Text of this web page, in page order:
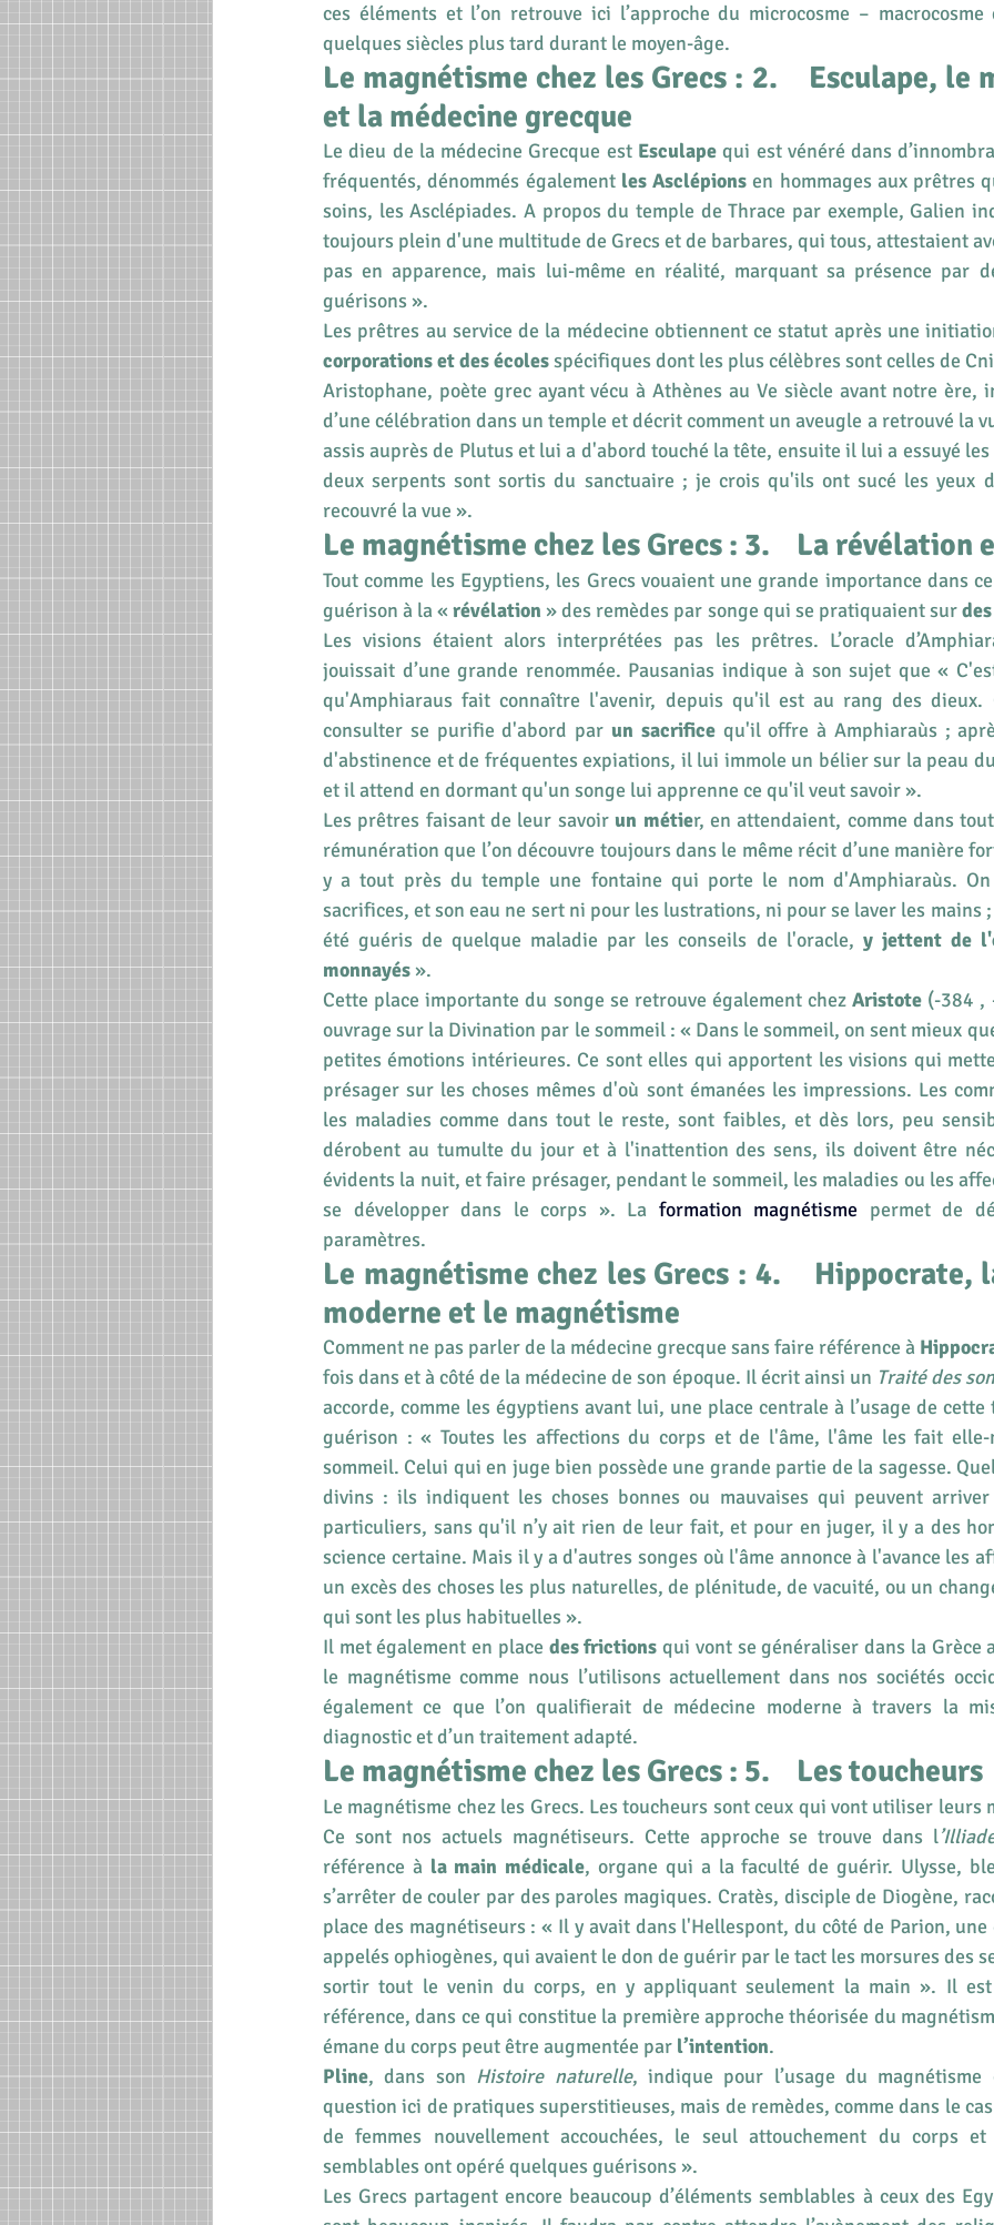
ces éléments et l’on retrouve ici l’approche du microcosme –
quelques siècles plus tard durant le moyen-âge.
Le magnétisme chez les Grecs : 2.    Esculape, le
et la médecine grecque
Le dieu de la médecine Grecque est Esculape qui est vénéré dans
fréquentés, dénommés également les Asclépions en hommages aux prêtres
soins, les Asclépiades. A propos du temple de Thrace par exemple, Galien
toujours plein d'une multitude de Grecs et de barbares, qui tous, attestaient
pas en apparence, mais lui-même en réalité, marquant sa présence par
guérisons ».
corporations et des écoles spécifiques dont les plus célèbres sont celles de
Aristophane, poète grec ayant vécu à Athènes au Ve siècle avant notre ère,
d’une célébration dans un temple et décrit comment un aveugle a retrouvé la
assis auprès de Plutus et lui a d'abord touché la tête, ensuite il lui a essuyé
deux serpents sont sortis du sanctuaire ; je crois qu'ils ont sucé les yeux
recouvré la vue ».
Le magnétisme chez les Grecs : 3.    La révélation
Tout comme les Egyptiens, les Grecs vouaient une grande importance dans
guérison à la « révélation » des remèdes par songe qui se pratiquaient sur
Les visions étaient alors interprétées pas les prêtres. L’oracle
jouissait d’une grande renommée. Pausanias indique à son sujet que «
qu'Amphiaraus fait connaître l'avenir, depuis qu'il est au rang des
consulter se purifie d'abord par un sacrifice qu'il offre à Amphiaraùs ;
d'abstinence et de fréquentes expiations, il lui immole un bélier sur la peau
et il attend en dormant qu'un songe lui apprenne ce qu'il veut savoir ».
Les prêtres faisant de leur savoir un métier, en attendaient, comme dans
rémunération que l’on découvre toujours dans le même récit d’une manière
y a tout près du temple une fontaine qui porte le nom d'Amphiaraùs.
sacrifices, et son eau ne sert ni pour les lustrations, ni pour se laver les mains
été guéris de quelque maladie par les conseils de l'oracle, y jettent de
monnayés ».
Cette place importante du songe se retrouve également chez Aristote (-384 ,
ouvrage sur la Divination par le sommeil : « Dans le sommeil, on sent mieux
petites émotions intérieures. Ce sont elles qui apportent les visions qui
présager sur les choses mêmes d'où sont émanées les impressions. Les
les maladies comme dans tout le reste, sont faibles, et dès lors, peu
dérobent au tumulte du jour et à l'inattention des sens, ils doivent être
évidents la nuit, et faire présager, pendant le sommeil, les maladies ou les
se développer dans le corps ». La formation magnétisme permet de
paramètres.
Le magnétisme chez les Grecs : 4.    Hippocrate,
moderne et le magnétisme
Comment ne pas parler de la médecine grecque sans faire référence à
fois dans et à côté de la médecine de son époque. Il écrit ainsi un Traité des
accorde, comme les égyptiens avant lui, une place centrale à l’usage de
guérison : « Toutes les affections du corps et de l'âme, l'âme les fait elle-
sommeil. Celui qui en juge bien possède une grande partie de la sagesse.
divins : ils indiquent les choses bonnes ou mauvaises qui peuvent
particuliers, sans qu'il n’y ait rien de leur fait, et pour en juger, il y a des
science certaine. Mais il y a d'autres songes où l'âme annonce à l'avance les
un excès des choses les plus naturelles, de plénitude, de vacuité, ou un
qui sont les plus habituelles ».
Il met également en place des frictions qui vont se généraliser dans la Grèce
le magnétisme comme nous l’utilisons actuellement dans nos sociétés
également ce que l’on qualifierait de médecine moderne à travers la
diagnostic et d’un traitement adapté.
Le magnétisme chez les Grecs : 5.    Les toucheurs
Le magnétisme chez les Grecs. Les toucheurs sont ceux qui vont utiliser leurs
Ce sont nos actuels magnétiseurs. Cette approche se trouve dans l
référence à la main médicale, organe qui a la faculté de guérir. Ulysse,
s’arrêter de couler par des paroles magiques. Cratès, disciple de Diogène,
place des magnétiseurs : « Il y avait dans l'Hellespont, du côté de Parion, une
appelés ophiogènes, qui avaient le don de guérir par le tact les morsures des
sortir tout le venin du corps, en y appliquant seulement la main ». Il
référence, dans ce qui constitue la première approche théorisée du
émane du corps peut être augmentée par l’intention.
Pline, dans son Histoire naturelle, indique pour l’usage du
question ici de pratiques superstitieuses, mais de remèdes, comme dans le
de femmes nouvellement accouchées, le seul attouchement du corps et
semblables ont opéré quelques guérisons ».
Les Grecs partagent encore beaucoup d’éléments semblables à ceux des